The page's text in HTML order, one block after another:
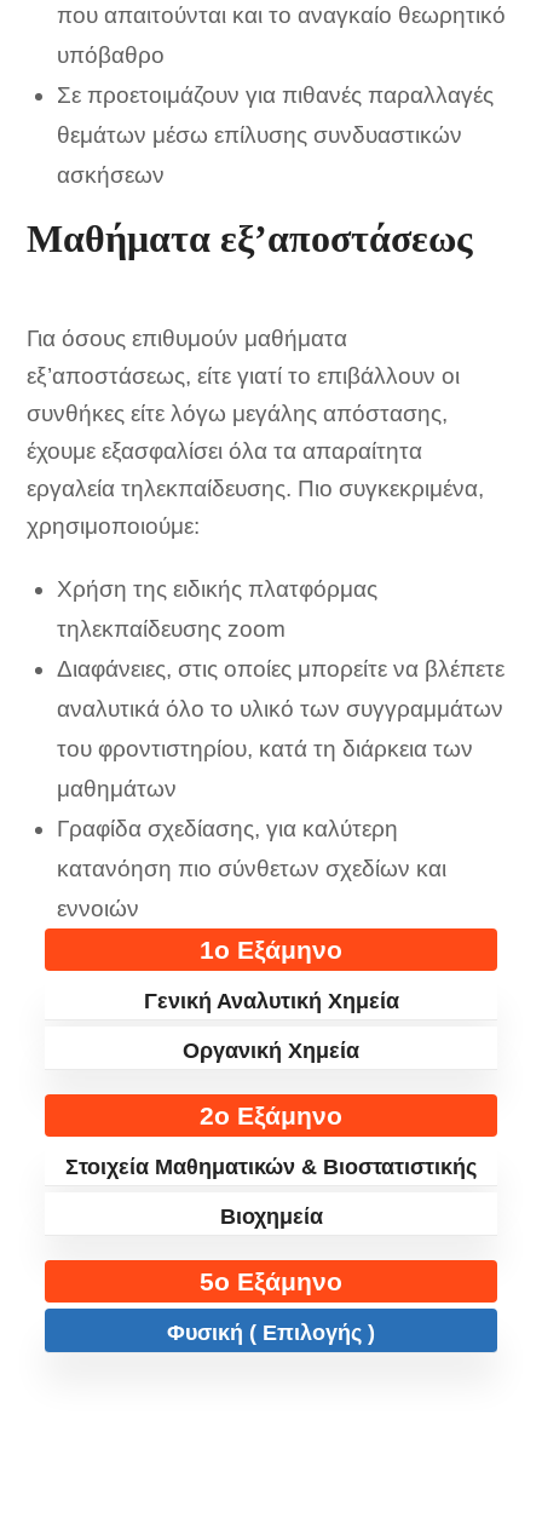
που απαιτούνται και το αναγκαίο θεωρητικό
υπόβαθρο
Σε προετοιμάζουν για πιθανές παραλλαγές
θεμάτων μέσω επίλυσης συνδυαστικών
ασκήσεων
Μαθήματα εξ’αποστάσεως
Για όσους επιθυμούν μαθήματα
εξ’αποστάσεως, είτε γιατί το επιβάλλουν οι
συνθήκες είτε λόγω μεγάλης απόστασης,
έχουμε εξασφαλίσει όλα τα απαραίτητα
εργαλεία τηλεκπαίδευσης. Πιο συγκεκριμένα,
χρησιμοποιούμε:
Χρήση της ειδικής πλατφόρμας
τηλεκπαίδευσης zoom
Διαφάνειες, στις οποίες μπορείτε να βλέπετε
αναλυτικά όλο το υλικό των συγγραμμάτων
του φροντιστηρίου, κατά τη διάρκεια των
μαθημάτων
Γραφίδα σχεδίασης, για καλύτερη
κατανόηση πιο σύνθετων σχεδίων και
εννοιών
1ο Εξάμηνο
Γενική Αναλυτική Χημεία
Οργανική Χημεία
2ο Εξάμηνο
Στοιχεία Μαθηματικών & Βιοστατιστικής
Βιοχημεία
5ο Εξάμηνο
Φυσική ( Επιλογής )